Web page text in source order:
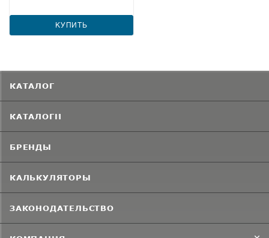
КУПИТЬ
КАТАЛОГ
КАТАЛОГИ
БРЕНДЫ
КАЛЬКУЛЯТОРЫ
ЗАКОНОДАТЕЛЬСТВО